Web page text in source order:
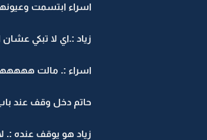
اسراء ابتسمت
زياد :.اي لا تبكي
اسراء :. مالت
حاتم دخل وقف عند باب
زياد هو يوقف عنده :.